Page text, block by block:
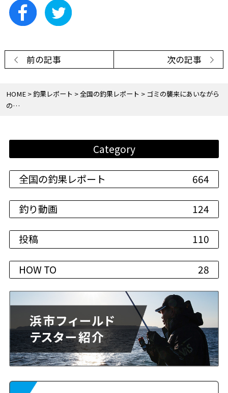
Category
全国の釣果レポート 664
釣り動画 124
投稿 110
HOW TO 28
HOME 釣果レポート 全国の釣果レポート
ゴミの襲来にあいながら
の…
前の記事 次の記事